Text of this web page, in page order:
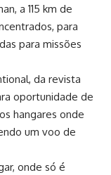
a 115 km de
para
para missões
da revista
oportunidade de
hangares onde
um voo de
onde só é